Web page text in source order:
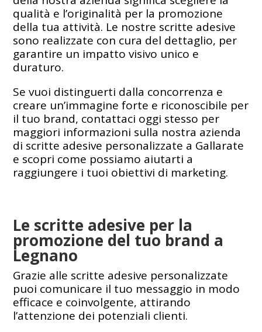
qualità e l’originalità per la promozione
della tua attività. Le nostre scritte adesive
sono realizzate con cura del dettaglio, per
garantire un impatto visivo unico e
duraturo.
Se vuoi distinguerti dalla concorrenza e
creare un’immagine forte e riconoscibile per
il tuo brand, contattaci oggi stesso per
maggiori informazioni sulla nostra azienda
di scritte adesive personalizzate a Gallarate
e scopri come possiamo aiutarti a
raggiungere i tuoi obiettivi di marketing.
Le scritte adesive per la
promozione del tuo brand a
Legnano
Grazie alle scritte adesive personalizzate
puoi comunicare il tuo messaggio in modo
efficace e coinvolgente, attirando
l’attenzione dei potenziali clienti.